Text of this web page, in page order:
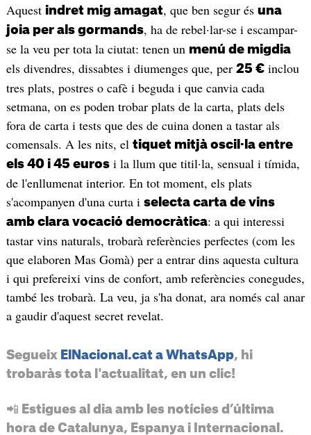
Aquest indret mig amagat, que ben segur és una
joia per als gormands, ha de rebel·lar-se i escampar-
se la veu per tota la ciutat: tenen un menú de migdia
els divendres, dissabtes i diumenges que, per 25 €inclou
tres plats, postres o cafè i beguda i que canvia cada
setmana, on es poden trobar plats de la carta, plats dels
fora de carta i tests que des de cuina donen a tastar als
comensals. A les nits, el tiquet mitjà oscil·la entre
els 40 i 45 eurosi la llum que titil·la, sensual i tímida,
de l'enllumenat interior. En tot moment, els plats
s'acompanyen d'una curta i selecta carta de vins
amb clara vocació democràtica: a qui interessi
tastar vins naturals, trobarà referències perfectes (com les
que elaboren Mas Gomà) per a entrar dins aquesta cultura
i qui prefereixi vins de confort, amb referències conegudes,
també les trobarà. La veu, ja s'ha donat, ara només cal anar
a gaudir d'aquest secret revelat.
Segueix ElNacional.cat a WhatsApp, hi
trobaràs tota l'actualitat, en un clic!
📲 Estigues al dia amb les notícies d’última
hora de Catalunya, Espanya i Internacional.